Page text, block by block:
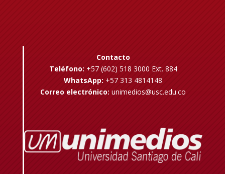
Contacto
Teléfono: +57 (602) 518 3000 Ext. 884
WhatsApp: +57 313 4814148
Correo electrónico: unimedios@usc.edu.co